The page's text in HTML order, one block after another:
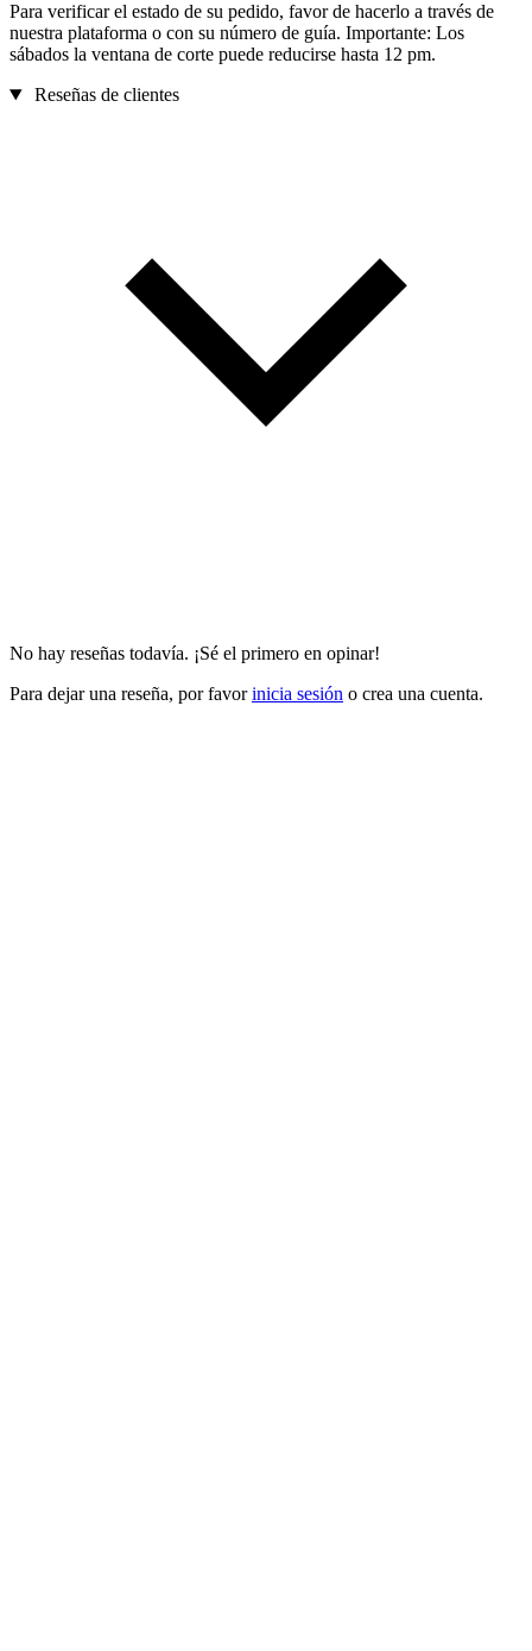
Para verificar el estado de su pedido, favor de hacerlo a través de
nuestra plataforma o con su número de guía. Importante: Los
sábados la ventana de corte puede reducirse hasta 12 pm.
Reseñas de clientes
No hay reseñas todavía. ¡Sé el primero en opinar!
Para dejar una reseña, por favorinicia sesión o crea una cuenta.